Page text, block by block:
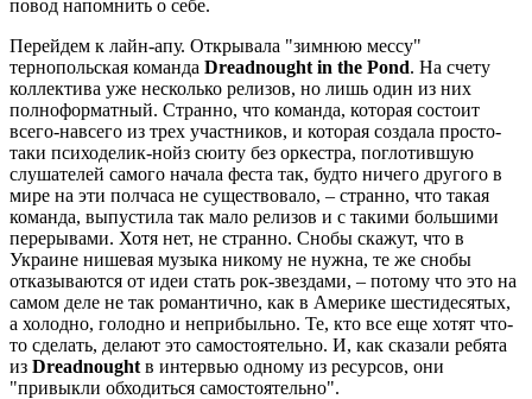
повод напомнить о себе.
Перейдем к лайн-апу. Открывала "зимнюю мессу"
тернопольская команда Dreadnought in the Pond. На счету
коллектива уже несколько релизов, но лишь один из них
полноформатный. Странно, что команда, которая состоит
всего-навсего из трех участников, и которая создала просто-
таки психоделик-нойз сюиту без оркестра, поглотившую
слушателей самого начала феста так, будто ничего другого в
мире на эти полчаса не существовало, – странно, что такая
команда, выпустила так мало релизов и с такими большими
перерывами. Хотя нет, не странно. Снобы скажут, что в
Украине нишевая музыка никому не нужна, те же снобы
отказываются от идеи стать рок-звездами, – потому что это на
самом деле не так романтично, как в Америке шестидесятых,
а холодно, голодно и неприбыльно. Те, кто все еще хотят что-
то сделать, делают это самостоятельно. И, как сказали ребята
из Dreadnought в интервью одному из ресурсов, они
"привыкли обходиться самостоятельно".